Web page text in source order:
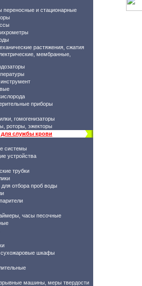
переносные и стационарные
растяжения, сжатия
мембранные,
приборы
гомогенизаторы
роторы, эжекторы
службы крови
системы
устройства
трубки
для отбора проб воды
часы песочные
сухожаровые шкафы
машины, меры твердости